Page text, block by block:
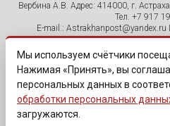
Вербина А.В. Адрес: 414000, г.
Тел. +7 917
E-mail.: Astrakhanpost@yandex.ru
размещенных на страницах
допускается исключительно с
активной гиперссылки на портал
читателей сайта размещаются без
Редакция оставляет за собой
отредактировать, если указанные
«САЙТ ПРЕДНАЗНАЧЕН
Мы используем счётчики
Нажимая «Принять», вы
персональных данных в
обработки персональных
загружаются.